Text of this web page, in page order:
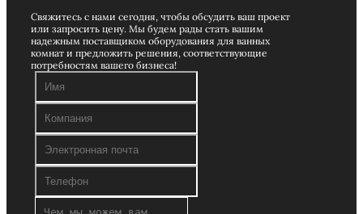
Свяжитесь с нами сегодня, чтобы обсудить ваш проект
или запросить цену. Мы будем рады стать вашим
надежным поставщиком оборудования для ванных
комнат и предложить решения, соответствующие
потребностям вашего бизнеса!